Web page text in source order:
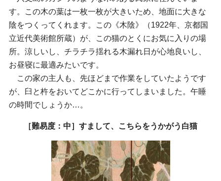
す。この木の葉は一枚一枚が大きいため、地面に大きな
陰をつくってくれます。この《木陰》（1922年、京都国
立近代美術館所蔵）が、この猫のとくにお気に入りの場
所。涼しいし、チラチラ揺れる木漏れ日が心地良いし、
お昼寝に最適みたいです。
この家の主人も、先ほどまで作業をしていたようです
が、臼と杵をおいてどこかに行ってしまいました。午睡
の時間でしょうか…。
［難易度：中］すまして、こちらをうかがう白猫